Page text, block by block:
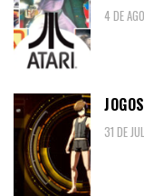
4 DE
31 DE